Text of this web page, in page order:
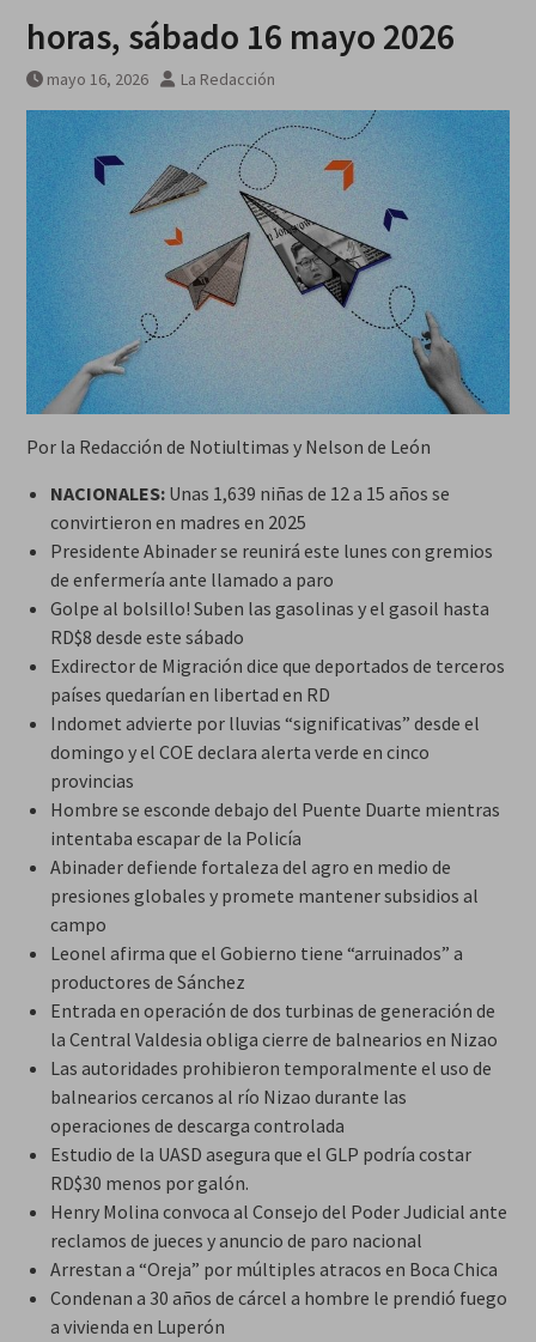
horas, sábado 16 mayo 2026
mayo 16, 2026 La Redacción
Por la Redacción de Notiultimas y Nelson de León
NACIONALES:Unas 1,639 niñas de 12 a 15 años se
convirtieron en madres en 2025
Presidente Abinader se reunirá este lunes con gremios
de enfermería ante llamado a paro
Golpe al bolsillo! Suben las gasolinas y el gasoil hasta
RD$8 desde este sábado
Exdirector de Migración dice que deportados de terceros
países quedarían en libertad en RD
Indomet advierte por lluvias “significativas” desde el
domingo y el COE declara alerta verde en cinco
provincias
Hombre se esconde debajo del Puente Duarte mientras
intentaba escapar de la Policía
Abinader defiende fortaleza del agro en medio de
presiones globales y promete mantener subsidios al
campo
Leonel afirma que el Gobierno tiene “arruinados” a
productores de Sánchez
Entrada en operación de dos turbinas de generación de
la Central Valdesia obliga cierre de balnearios en Nizao
Las autoridades prohibieron temporalmente el uso de
balnearios cercanos al río Nizao durante las
operaciones de descarga controlada
Estudio de la UASD asegura que el GLP podría costar
RD$30 menos por galón.
Henry Molina convoca al Consejo del Poder Judicial ante
reclamos de jueces y anuncio de paro nacional
Arrestan a “Oreja” por múltiples atracos en Boca Chica
Condenan a 30 años de cárcel a hombre le prendió fuego
a vivienda en Luperón